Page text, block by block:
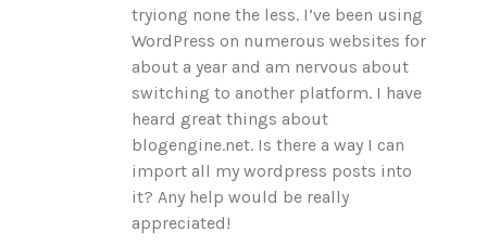
tryiong none the less. I’ve been using
WordPress on numerous websites for
about a year and am nervous about
switching to another platform. I have
heard great things about
blogengine.net. Is there a way I can
import all my wordpress posts into
it? Any help would be really
appreciated!